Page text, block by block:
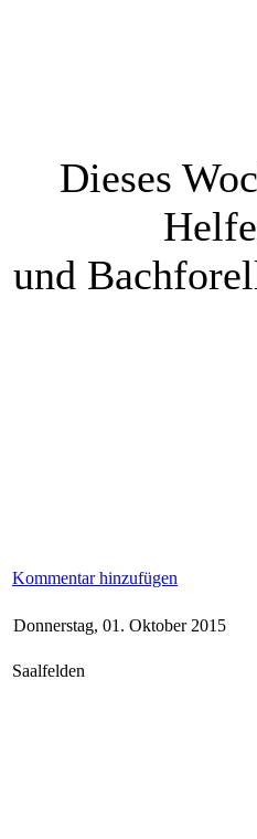
Dieses
und
Kommentar hinzufügen
Donnerstag, 01. Oktober 2015
Saalfelden